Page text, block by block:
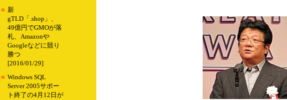
■ 新
gTLD「.shop」、
49億円でGMOが落
札、Amazonや
Googleなどに競り
勝つ
[2016/01/29]
■ Windows SQL
Server 2005サポー
ト終了の4月12日が